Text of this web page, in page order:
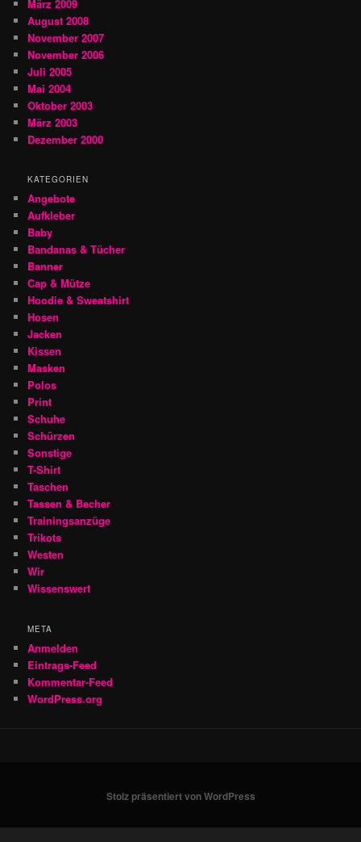
März 2009
August 2008
November 2007
November 2006
Juli 2005
Mai 2004
Oktober 2003
März 2003
Dezember 2000
KATEGORIEN
Angebote
Aufkleber
Baby
Bandanas & Tücher
Banner
Cap & Mütze
Hoodie & Sweatshirt
Hosen
Jacken
Kissen
Masken
Polos
Print
Schuhe
Schürzen
Sonstige
T-Shirt
Taschen
Tassen & Becher
Trainingsanzüge
Trikots
Westen
Wir
Wissenswert
META
Anmelden
Eintrags-Feed
Kommentar-Feed
WordPress.org
Stolz präsentiert von WordPress